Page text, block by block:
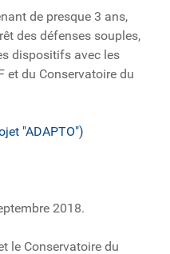
de presque 3 ans,
des défenses souples,
dispositifs avec les
et du Conservatoire du
"ADAPTO")
2018.
le Conservatoire du